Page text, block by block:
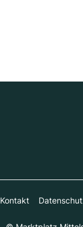
Kontakt